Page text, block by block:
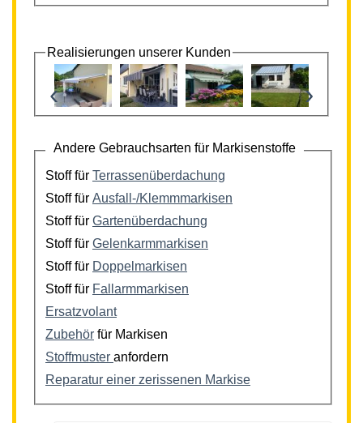
Realisierungen unserer Kunden
‹ ›
Andere Gebrauchsarten für Markisenstoffe
Stoff für Terrassenüberdachung
Stoff für Ausfall-/Klemmmarkisen
Stoff für Gartenüberdachung
Stoff für Gelenkarmmarkisen
Stoff für Doppelmarkisen
Stoff für Fallarmmarkisen
Ersatzvolant
Zubehör für Markisen
Stoffmuster anfordern
Reparatur einer zerissenen Markise